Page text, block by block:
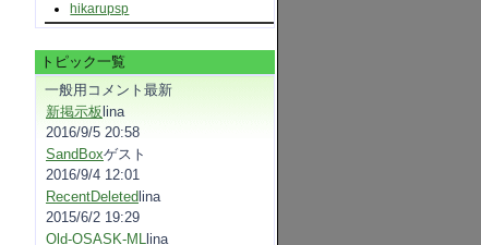
hikarupsp
トピック一覧
一般用コメント最新
新掲示板lina
2016/9/5 20:58
SandBoxゲスト
2016/9/4 12:01
RecentDeletedlina
2015/6/2 19:29
Old-OSASK-ML lina